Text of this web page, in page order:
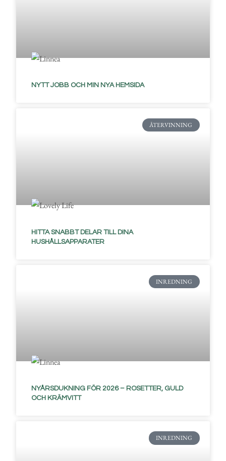
NYTT JOBB OCH MIN NYA HEMSIDA
ÅTERVINNING
HITTA SNABBT DELAR TILL DINA
HUSHÅLLSAPPARATER
INREDNING
NYÅRSDUKNING FÖR 2026 – ROSETTER, GULD
OCH KRÄMVITT
INREDNING